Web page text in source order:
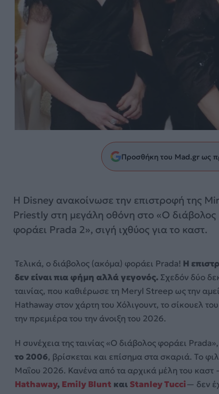
Προσθήκη του Mad.gr ως
Η Disney ανακοίνωσε την επιστροφή της
Priestly στη μεγάλη οθόνη στο «Ο διάβολος
φοράει Prada 2», σιγή ιχθύος για το καστ.
Τελικά, ο διάβολος (ακόμα) φοράει Prada! Η
δεν είναι πια φήμη αλλά γεγονός. Σχεδόν δύο
ταινίας, που καθιέρωσε τη Meryl Streep ως την
Hathaway στον χάρτη του Χόλιγουντ, το σίκουελ
την πρεμιέρα του την άνοιξη του 2026.
Η συνέχεια της ταινίας «Ο διάβολος φοράει
το 2006, βρίσκεται και επίσημα στα σκαριά. Το
Μαΐου 2026. Κανένα από τα αρχικά μέλη του
Hathaway, Emily Blunt και Stanley Tucci— δεν